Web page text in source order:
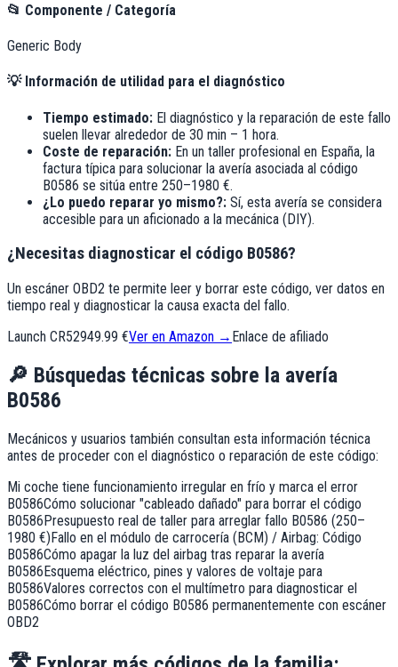
📂 Componente / Categoría
Generic Body
💡Información de utilidad para el diagnóstico
Tiempo estimado: El diagnóstico y la reparación de este fallo
suelen llevar alrededor de 30 min – 1 hora.
Coste de reparación: En un taller profesional en España, la
factura típica para solucionar la avería asociada al código
B0586 se sitúa entre 250–1980 €.
¿Lo puedo reparar yo mismo?: Sí, esta avería se considera
accesible para un aficionado a la mecánica (DIY).
¿Necesitas diagnosticar el código B0586?
Un escáner OBD2 te permite leer y borrar este código, ver datos en
tiempo real y diagnosticar la causa exacta del fallo.
Launch CR52949.99 €Ver en Amazon → Enlace de afiliado
🔎 Búsquedas técnicas sobre la avería
B0586
Mecánicos y usuarios también consultan esta información técnica
antes de proceder con el diagnóstico o reparación de este código:
Mi coche tiene funcionamiento irregular en frío y marca el error
B0586Cómo solucionar "cableado dañado" para borrar el código
B0586Presupuesto real de taller para arreglar fallo B0586 (250–
1980 €)Fallo en el módulo de carrocería (BCM) / Airbag: Código
B0586Cómo apagar la luz del airbag tras reparar la avería
B0586Esquema eléctrico, pines y valores de voltaje para
B0586Valores correctos con el multímetro para diagnosticar el
B0586Cómo borrar el código B0586 permanentemente con escáner
OBD2